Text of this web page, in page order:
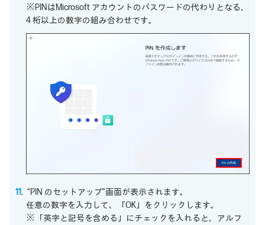
※PINはMicrosoft アカウントのパスワードの代わりとなる、
4 桁以上の数字の組み合わせです。
“PIN のセットアップ”画面が表示されます。
任意の数字を入力して、「OK」をクリックします。
※「英字と記号を含める」にチェックを入れると、アルフ